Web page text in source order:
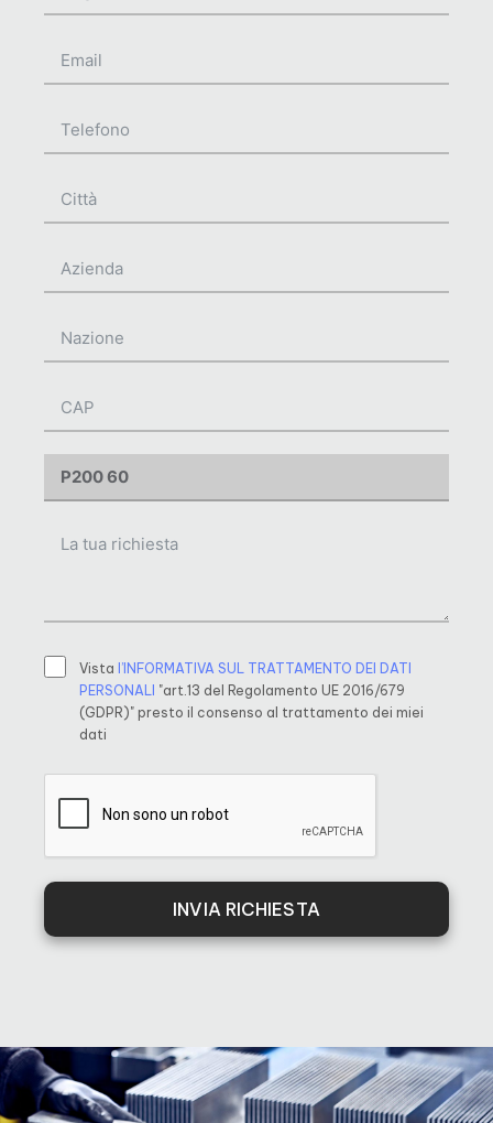
Vista l’INFORMATIVA SUL TRATTAMENTO DEI DATI
PERSONALI
"art.13 del Regolamento UE 2016/679
(GDPR)" presto il consenso al trattamento dei miei
dati
INVIA RICHIESTA